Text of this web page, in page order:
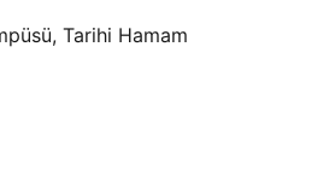
Tarihi Hamam